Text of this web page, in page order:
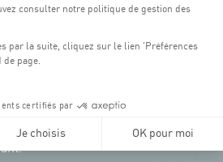
à la Coque, les places de parkings sont
les transports en commun dans la mesure du